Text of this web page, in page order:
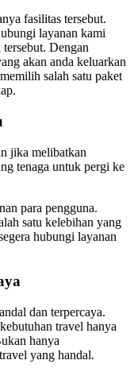
fasilitas tersebut.
layanan kami
Dengan
akan anda keluarkan
salah satu paket
jika melibatkan
tenaga untuk pergi ke
para pengguna.
satu kelebihan yang
hubungi layanan
dan terpercaya.
travel hanya
hanya
yang handal.